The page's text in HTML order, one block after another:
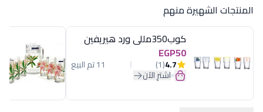
المنتجات الشهيرة منهم
كوب350مللى ورد هيريفين
EGP50
4.7
(1) 11 تم البيع
اشترِ الآن